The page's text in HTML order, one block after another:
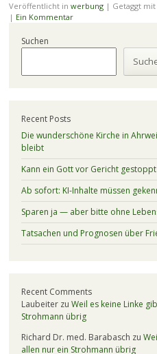
Veröffentlicht in werbung | Getaggt mit
| Ein Kommentar
Suchen
Recent Posts
Die wunderschöne Kirche in
bleibt
Kann ein Gott vor Gericht
Ab sofort: KI-Inhalte müssen
Sparen ja — aber bitte ohne
Tatsachen und Prognosen über
Recent Comments
Laubeiterzu Weil es keine Linke
Strohmann übrig
Richard Dr. med. Barabasch zu
allen nur ein Strohmann übrig